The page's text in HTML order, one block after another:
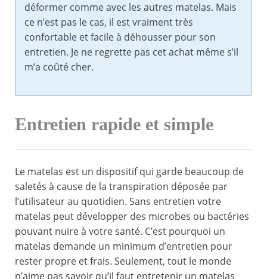
déformer comme avec les autres matelas. Mais
ce n’est pas le cas, il est vraiment très
confortable et facile à déhousser pour son
entretien. Je ne regrette pas cet achat même s’il
m’a coûté cher.
Entretien rapide et simple
Le matelas est un dispositif qui garde beaucoup de
saletés à cause de la transpiration déposée par
l’utilisateur au quotidien. Sans entretien votre
matelas peut développer des microbes ou bactéries
pouvant nuire à votre santé. C’est pourquoi un
matelas demande un minimum d’entretien pour
rester propre et frais. Seulement, tout le monde
n’aime pas savoir qu’il faut entretenir un matelas